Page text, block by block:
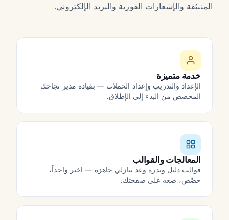
المنبثقة والإشعارات الفورية والبريد الإلكتروني.
خدمة متميزة
الإعداد والتدريب وإعداد الحملات — بقيادة مدير نجاحك
المخصص من البدء إلى الإطلاق.
المعالجات والقوالب
قوالب دليل وندرة وعد تنازلي جاهزة — اختر واحداً،
خصِّص، ضعه على صفحتك.